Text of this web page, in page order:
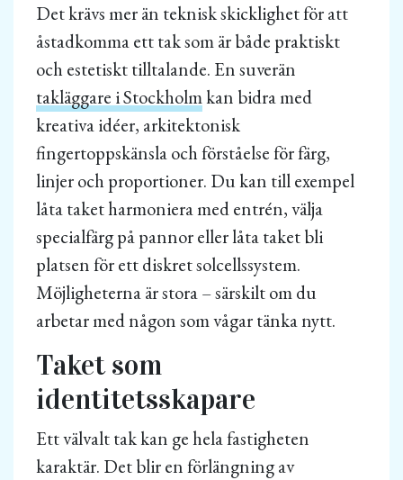
Det krävs mer än teknisk skicklighet för att
åstadkomma ett tak som är både praktiskt
och estetiskt tilltalande. En suverän
takläggare i Stockholmkan bidra med
kreativa idéer, arkitektonisk
fingertoppskänsla och förståelse för färg,
linjer och proportioner. Du kan till exempel
låta taket harmoniera med entrén, välja
specialfärg på pannor eller låta taket bli
platsen för ett diskret solcellssystem.
Möjligheterna är stora – särskilt om du
arbetar med någon som vågar tänka nytt.
Taket som
identitetsskapare
Ett välvalt tak kan ge hela fastigheten
karaktär. Det blir en förlängning av